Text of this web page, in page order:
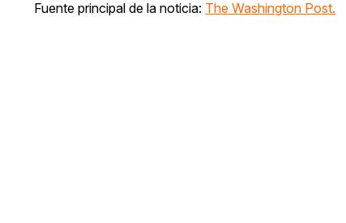
Fuente principal de la noticia: The Washington Post.